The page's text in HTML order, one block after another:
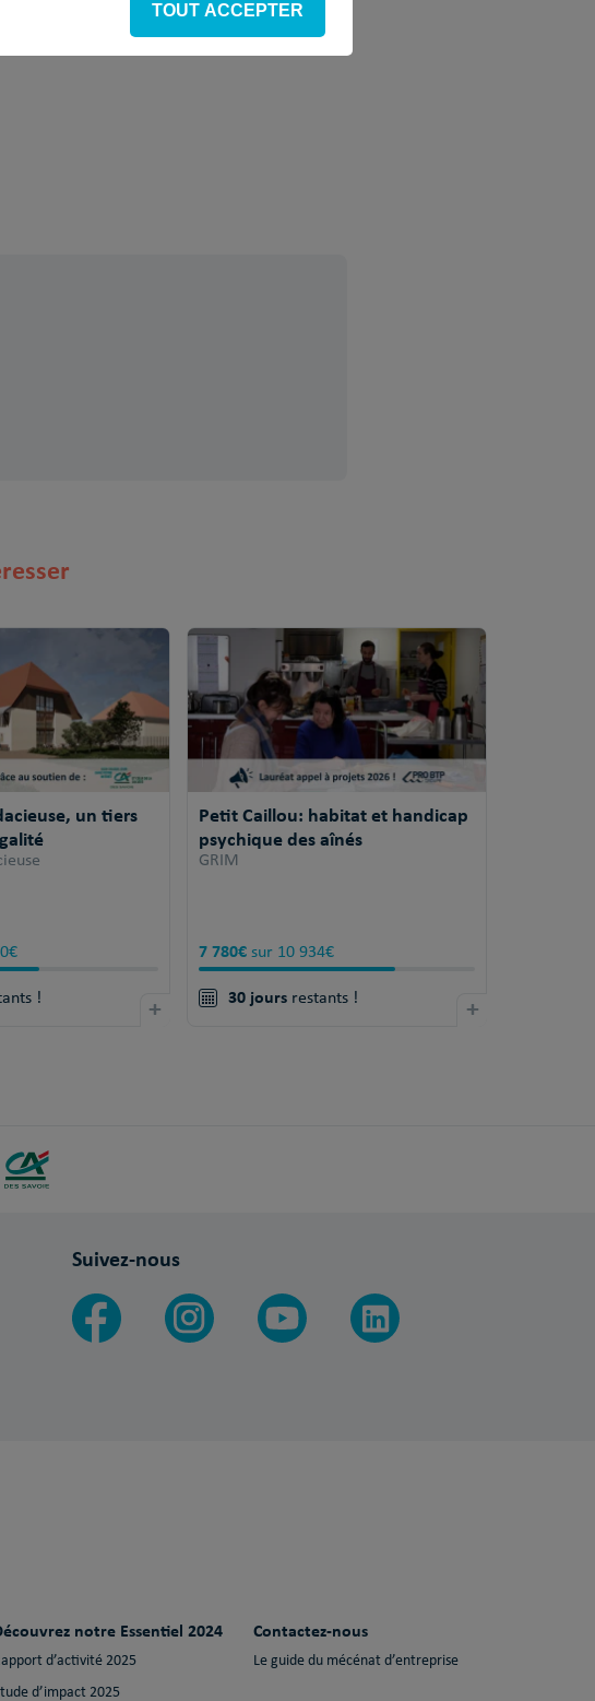
un tiers
! +
Petit Caillou: habitat et handicap
psychique des aînés
GRIM
7 780€sur 10 934€
30 joursrestants ! +
Suivez-nous
notre Essentiel 2024
d’activité 2025
d’impact 2025
Contactez-nous
Le guide du mécénat d’entreprise
TOUT ACCEPTER